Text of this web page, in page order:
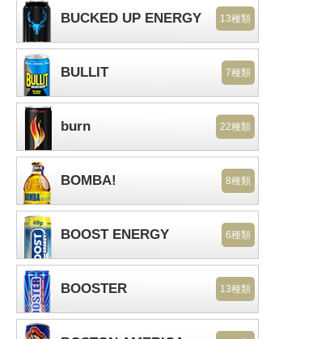
BUCKED UP ENERGY 13種類
BULLIT 7種類
burn 22種類
BOMBA! 8種類
BOOST ENERGY 6種類
BOOSTER 13種類